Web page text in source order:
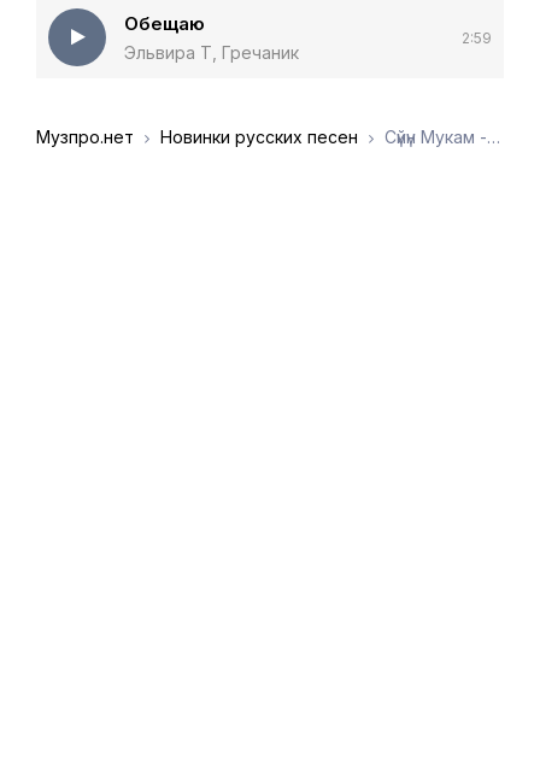
Обещаю
Эльвира Т, Гречаник
2:59
Музпро.нет Новинки русских песен Сүйүн Мукам - Ты моя